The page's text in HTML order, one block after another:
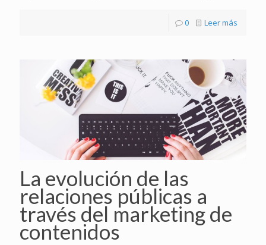
0 Leer más
La evolución de las
relaciones públicas a
través del marketing de
contenidos